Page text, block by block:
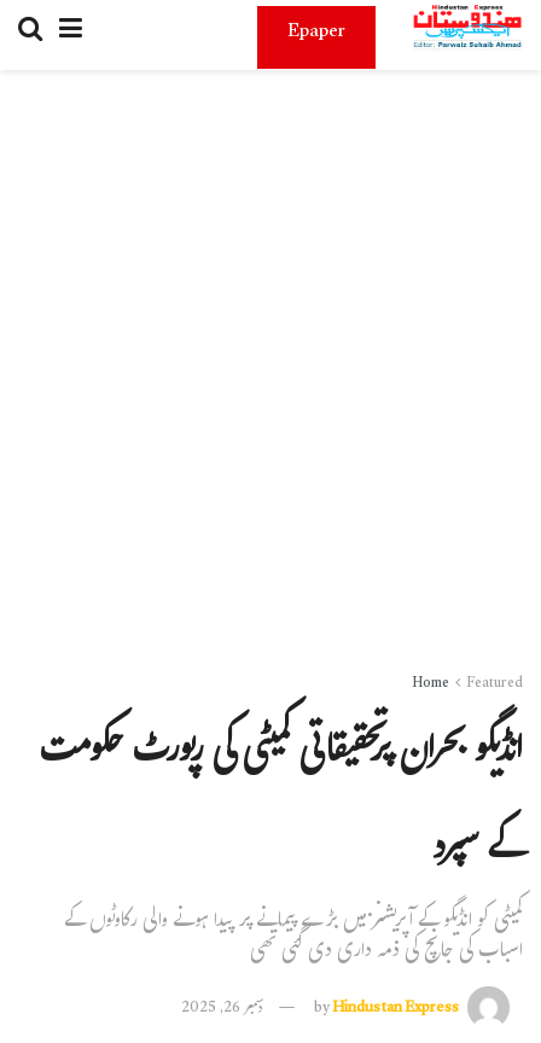
Epaper
Home Featured
انڈیگو بحران پرتحقیقاتی کمیٹی کی رپورٹ حکومت
کے سپرد
کمیٹی کو انڈیگو کے آپریشنز میں بڑے پیمانے پر پیدا ہونے والی رکاوٹوں کے
اسباب کی جانچ کی ذمہ داری دی گئی تھی
byHindustan Express دسمبر 26, 2025